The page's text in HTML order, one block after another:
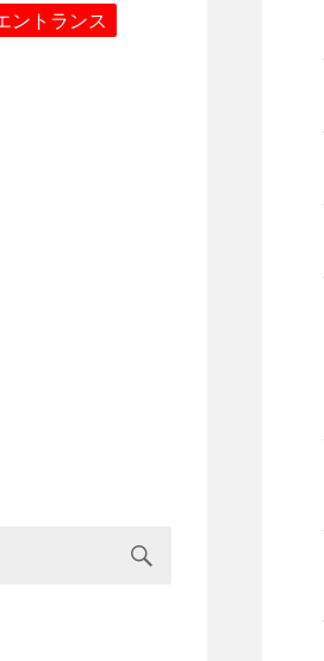
ントランス